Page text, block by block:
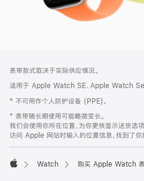
页
页
脚
注
表带款式取决于实际供应情况。
适用于 Apple Watch SE、Apple Watch
° 不可用作个人防护设备 (PPE)。
* 表带随长期使用可能略微变长。
我们会使用你所在位置，为你更快显示送货选
访问 Apple 网站时输入的位置信息，找到了你
Watch 购买 Apple Watch